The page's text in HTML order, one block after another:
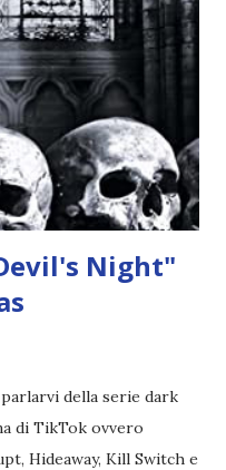
"l'angelo puro" che
altri mezzi angeli, tipo
da altri ibridi, si reca
cercano nella
con gli angeli puri,
Night"
della serie dark
di TikTok ovvero
Hideaway, Kill Switch e